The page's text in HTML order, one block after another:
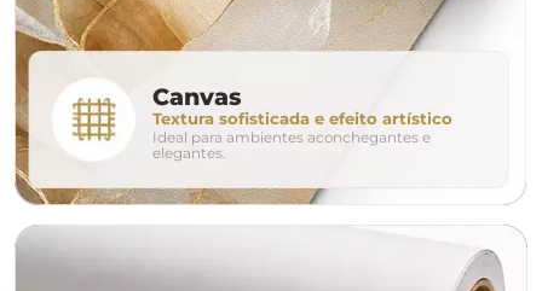
conjunto
avulso duo
o tamanho ideal para o seu ambiente é
Canvas
Textura sofisticada e efeito artístico
Ideal para ambientes aconchegantes e
elegantes.